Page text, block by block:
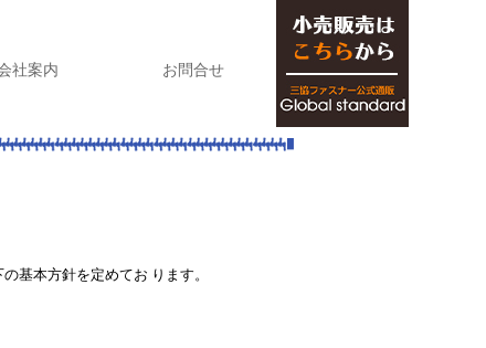
社案内 お問合せ
基本方針を定めてお ります。